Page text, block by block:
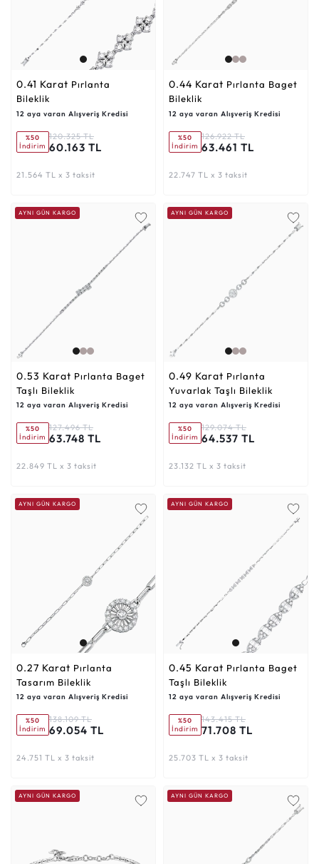
0.41 Karat
Bileklik
12 aya varan Alışveriş Kredisi
%50
İndirim
120.325 TL
60.163 TL
21.564 TL x 3 taksit
0.44 Karat
Bileklik
12 aya varan Alışveriş Kredisi
%50
İndirim
126.922 TL
63.461 TL
22.747 TL x 3 taksit
AYNI GÜN KARGO
0.53 Karat
Taşlı Bileklik
12 aya varan Alışveriş Kredisi
%50
İndirim
127.496 TL
63.748 TL
22.849 TL x 3 taksit
AYNI GÜN KARGO
0.49 Karat
Yuvarlak Taşlı Bileklik
12 aya varan Alışveriş Kredisi
%50
İndirim
129.074 TL
64.537 TL
23.132 TL x 3 taksit
AYNI GÜN KARGO
0.27 Karat
Tasarım Bileklik
12 aya varan Alışveriş Kredisi
%50
İndirim
138.109 TL
69.054 TL
24.751 TL x 3 taksit
AYNI GÜN KARGO
0.45 Karat
Taşlı Bileklik
12 aya varan Alışveriş Kredisi
%50
İndirim
143.415 TL
71.708 TL
25.703 TL x 3 taksit
AYNI GÜN KARGO AYNI GÜN KARGO